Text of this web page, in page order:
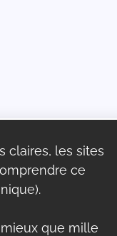
claires, les sites
ce
que mille